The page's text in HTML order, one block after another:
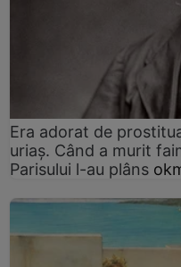
Era adorat de
uriaș. Când a murit
Parisului l-au plâns